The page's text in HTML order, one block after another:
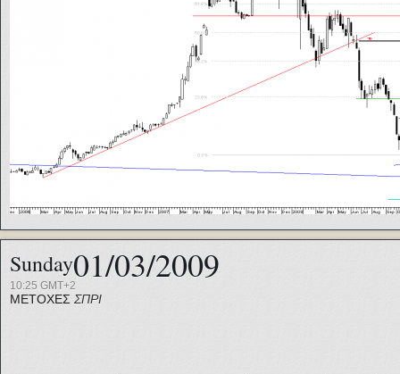
Sunday01/03/2009
10:25 GMT+2
ΜΕΤΟΧΕΣ ΣΠΡΙ